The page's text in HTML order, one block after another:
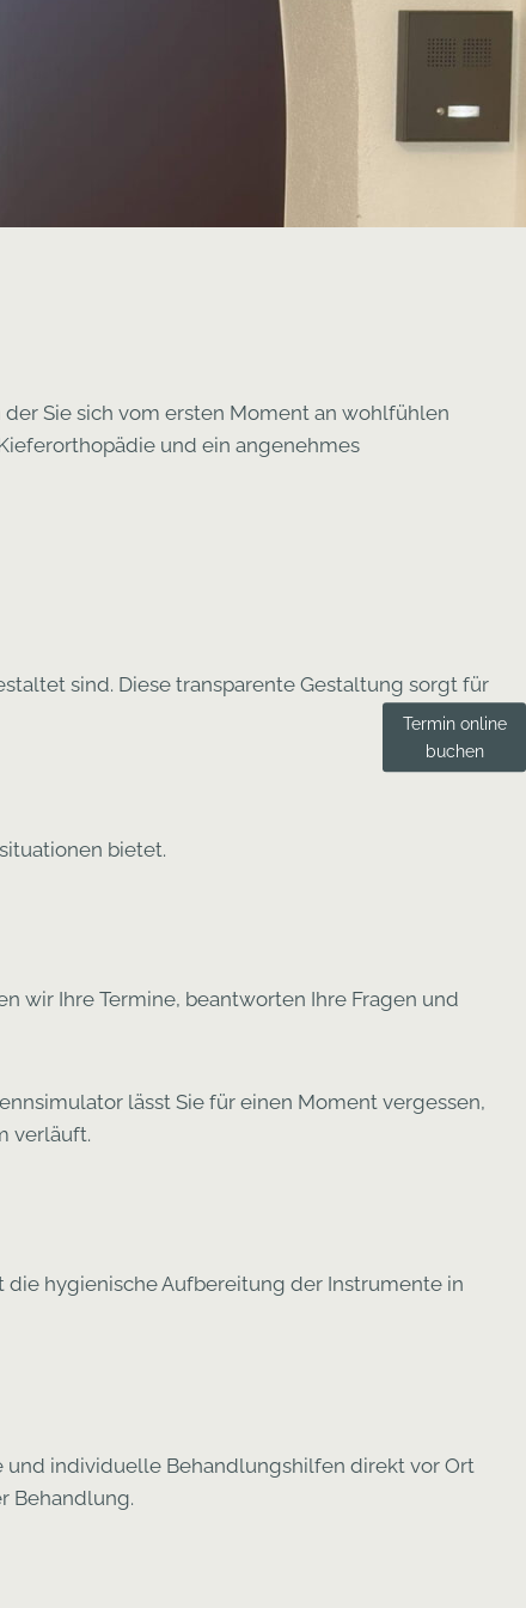
Sie sich vom ersten Moment an wohlfühlen
und ein angenehmes
sind. Diese transparente Gestaltung sorgt für
bietet.
wir Ihre Termine, beantworten Ihre Fragen und
lässt Sie für einen Moment vergessen,
verläuft.
hygienische Aufbereitung der Instrumente in
und individuelle Behandlungshilfen direkt vor Ort
Behandlung.
Termin online
buchen